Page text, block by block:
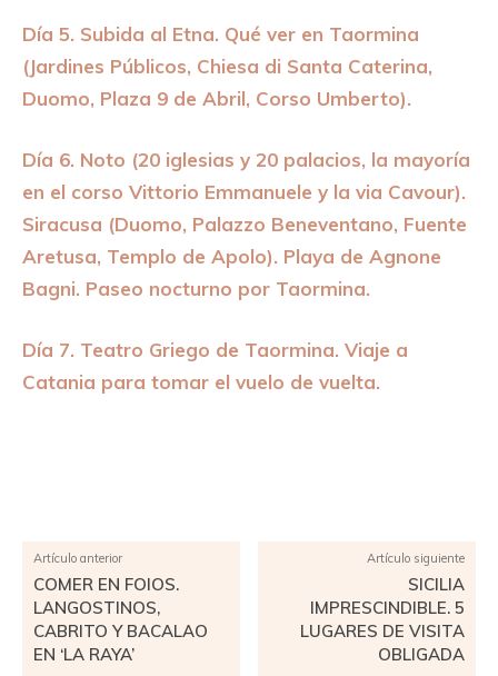
Día 5. Subida al Etna. Qué ver en Taormina
(Jardines Públicos, Chiesa di Santa Caterina,
Duomo, Plaza 9 de Abril, Corso Umberto).
Día 6. Noto (20 iglesias y 20 palacios, la mayoría
en el corso Vittorio Emmanuele y la via Cavour).
Siracusa (Duomo, Palazzo Beneventano, Fuente
Aretusa, Templo de Apolo). Playa de Agnone
Bagni. Paseo nocturno por Taormina.
Día 7. Teatro Griego de Taormina. Viaje a
Catania para tomar el vuelo de vuelta.
Artículo anterior
COMER EN FOIOS.
LANGOSTINOS,
CABRITO Y BACALAO
EN ‘LA RAYA’
Artículo siguiente
SICILIA
IMPRESCINDIBLE. 5
LUGARES DE VISITA
OBLIGADA